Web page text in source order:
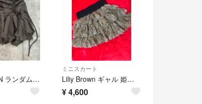
LILY BROWN ランダムヘムギャザー ミニスカート カーキグレー グランジ
ミニスカート
Liliy Brown ギャル 姫系ギャル 3段レースフリル ミニスカート
¥4,600